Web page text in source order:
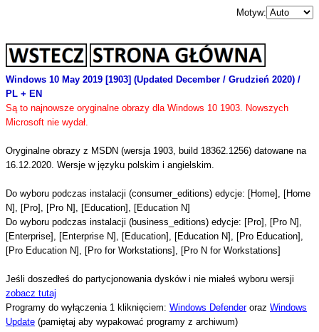
Motyw:
Windows 10 May 2019 [1903] (Updated December / Grudzień 2020) /
PL + EN
Są to najnowsze oryginalne obrazy dla Windows 10 1903. Nowszych
Microsoft nie wydał.
Oryginalne obrazy z MSDN (wersja 1903, build 18362.1256) datowane na
16.12.2020. Wersje w języku polskim i angielskim.
Do wyboru podczas instalacji (consumer_editions) edycje: [Home], [Home
N], [Pro], [Pro N], [Education], [Education N]
Do wyboru podczas instalacji (business_editions) edycje: [Pro], [Pro N],
[Enterprise], [Enterprise N], [Education], [Education N], [Pro Education],
[Pro Education N], [Pro for Workstations], [Pro N for Workstations]
Jeśli doszedłeś do partycjonowania dysków i nie miałeś wyboru wersji
zobacz tutaj
Programy do wyłączenia 1 kliknięciem: Windows Defender oraz Windows
Update (pamiętaj aby wypakować programy z archiwum)